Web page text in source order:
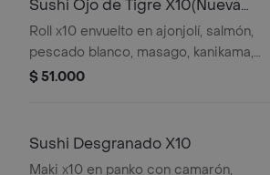
Sushi Ojo de Tigre X10(Nueva
Receta)
Roll x10 envuelto en ajonjolí, salmón,
pescado blanco, masago, kanikama,
aguacate, salsa picante.
$ 51.000
Sushi Desgranado X10
Maki x10 en panko con camarón,